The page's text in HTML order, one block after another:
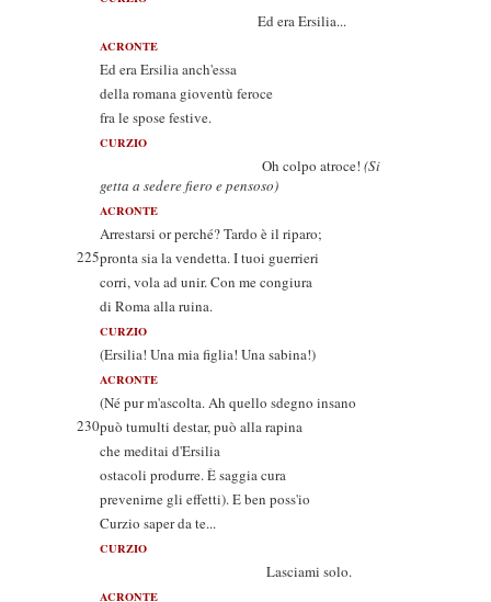
Ed era Ersilia...
ACRONTE
Ed era Ersilia anch'essa
della romana gioventù feroce
fra le spose festive.
CURZIO
Oh colpo atroce! (Si
getta a sedere fiero e pensoso)
ACRONTE
Arrestarsi or perché? Tardo è il riparo;
225pronta sia la vendetta. I tuoi guerrieri
corri, vola ad unir. Con me congiura
di Roma alla ruina.
CURZIO
(Ersilia! Una mia figlia! Una sabina!)
ACRONTE
(Né pur m'ascolta. Ah quello sdegno insano
230può tumulti destar, può alla rapina
che meditai d'Ersilia
ostacoli produrre. È saggia cura
prevenirne gli effetti). E ben poss'io
Curzio saper da te...
CURZIO
Lasciami solo.
ACRONTE